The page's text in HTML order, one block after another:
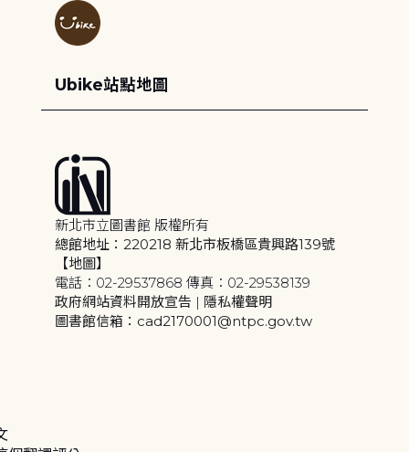
Ubike站點地圖
新北市立圖書館 版權所有
總館地址：220218 新北市板橋區貴興路139號
【地圖】
電話：02-29537868 傳真：02-29538139
政府網站資料開放宣告 | 隱私權聲明
圖書館信箱：cad2170001@ntpc.gov.tw